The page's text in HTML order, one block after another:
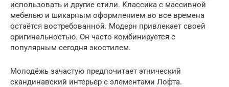
использовать и другие стили. Классика с массивной
мебелью и шикарным оформлением во все времена
остаётся востребованной. Модерн привлекает своей
оригинальностью. Он часто комбинируется с
популярным сегодня экостилем.
Молодёжь зачастую предпочитает этнический
скандинавский интерьер с элементами Лофта.